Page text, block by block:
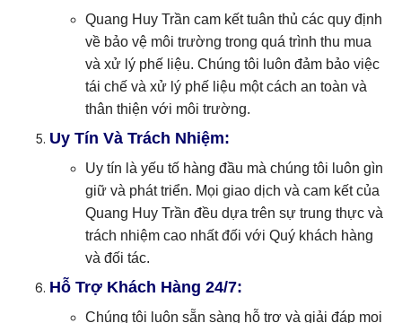
Quang Huy Trần cam kết tuân thủ các quy định
về bảo vệ môi trường trong quá trình thu mua
và xử lý phế liệu. Chúng tôi luôn đảm bảo việc
tái chế và xử lý phế liệu một cách an toàn và
thân thiện với môi trường.
Uy Tín Và Trách Nhiệm:
Uy tín là yếu tố hàng đầu mà chúng tôi luôn gìn
giữ và phát triển. Mọi giao dịch và cam kết của
Quang Huy Trần đều dựa trên sự trung thực và
trách nhiệm cao nhất đối với Quý khách hàng
và đối tác.
Hỗ Trợ Khách Hàng 24/7:
Chúng tôi luôn sẵn sàng hỗ trợ và giải đáp mọi